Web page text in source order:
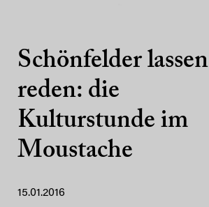
Schönfelder lassen
reden: die
Kulturstunde im
Moustache
15.01.2016